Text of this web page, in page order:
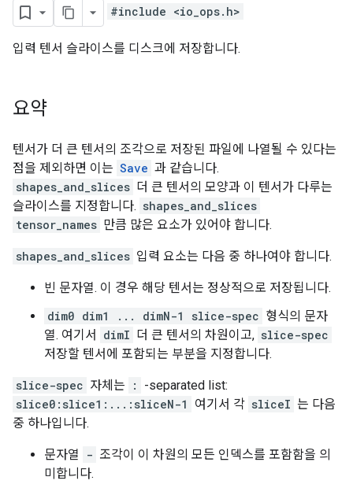
#include <io_ops.h>
입력 텐서 슬라이스를 디스크에 저장합니다.
요약
텐서가 더 큰 텐서의 조각으로 저장된 파일에 나열될 수 있다는
점을 제외하면 이는 Save 과 같습니다.
shapes_and_slices 더 큰 텐서의 모양과 이 텐서가 다루는
슬라이스를 지정합니다. shapes_and_slices
tensor_names 만큼 많은 요소가 있어야 합니다.
shapes_and_slices 입력 요소는 다음 중 하나여야 합니다.
빈 문자열. 이 경우 해당 텐서는 정상적으로 저장됩니다.
dim0 dim1 ... dimN-1 slice-spec 형식의 문자
열. 여기서
dimI 더 큰 텐서의 차원이고, slice-spec
저장할 텐서에 포함되는 부분을 지정합니다.
slice-spec 자체는 :
-separated list:
slice0:slice1:...:sliceN-1
여기서 각 sliceI 는 다음
중 하나입니다.
문자열 - 조각이 이 차원의 모든 인덱스를 포함함을 의
미합니다.